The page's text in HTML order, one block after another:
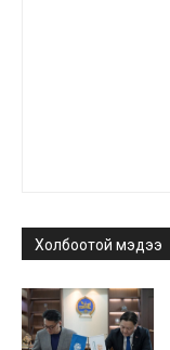
Холбоотой мэдээ